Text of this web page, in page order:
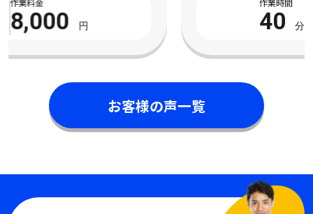
た。 電話対応から作業完了まで丁寧で安心 […]
40
お客様の声一覧